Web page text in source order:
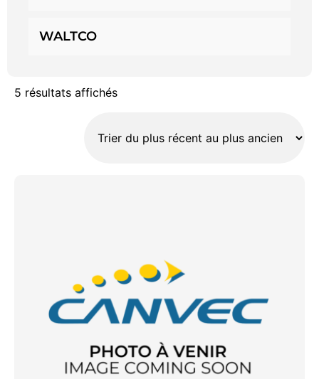
WALTCO
5 résultats affichés